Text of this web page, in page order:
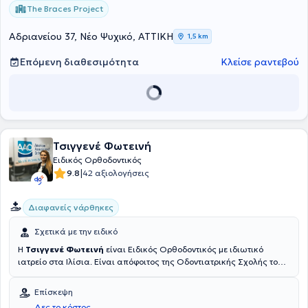
The Braces Project
Αδριανείου 37, Νέο Ψυχικό, ΑΤΤΙΚΗ 1,5 km
Επόμενη διαθεσιμότητα Κλείσε ραντεβού
Τσιγγενέ Φωτεινή
Ειδικός Ορθοδοντικός
9.8|42 αξιολογήσεις
Διαφανείς νάρθηκες
Σχετικά με την ειδικό
Η Τσιγγενέ Φωτεινή είναι Ειδικός Ορθοδοντικός με ιδιωτικό
ιατρείο στα Ιλίσια. Είναι απόφοιτος της Οδοντιατρικής Σχολής του
αποκλειστικά Ορθοδοντική παιδιών και ενηλίκων με ιδιαίτερη
έμφαση στις αόρατες και αισθητικές νέες Ορθοδοντικές μεθόδους
Επίσκεψη